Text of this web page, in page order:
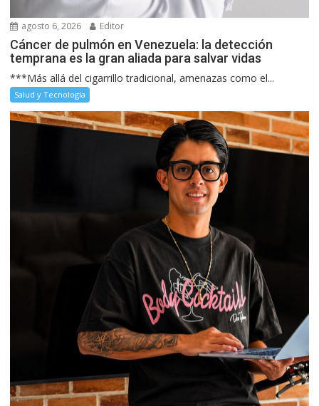
agosto 6, 2026 Editor
Cáncer de pulmón en Venezuela: la detección
temprana es la gran aliada para salvar vidas
***Más allá del cigarrillo tradicional, amenazas como el...
Salud y Tecnología